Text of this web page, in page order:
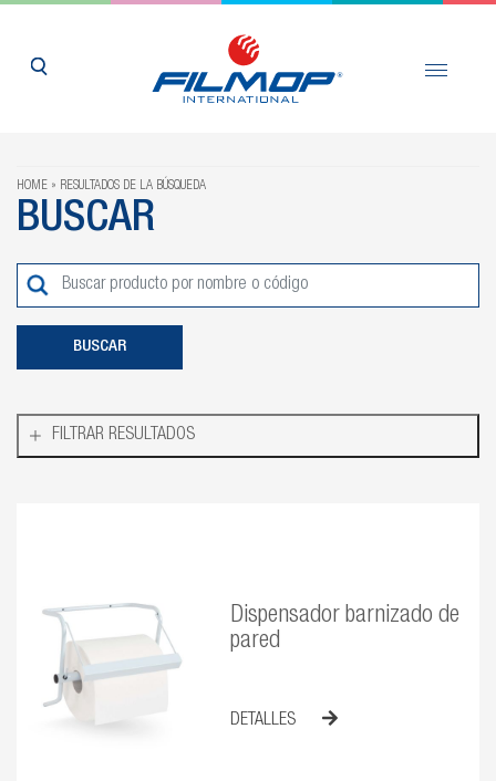
HOME RESULTADOS DE LA BÚSQUEDA
BUSCAR
FILTRAR RESULTADOS
Dispensador barnizado de
pared
DETALLES